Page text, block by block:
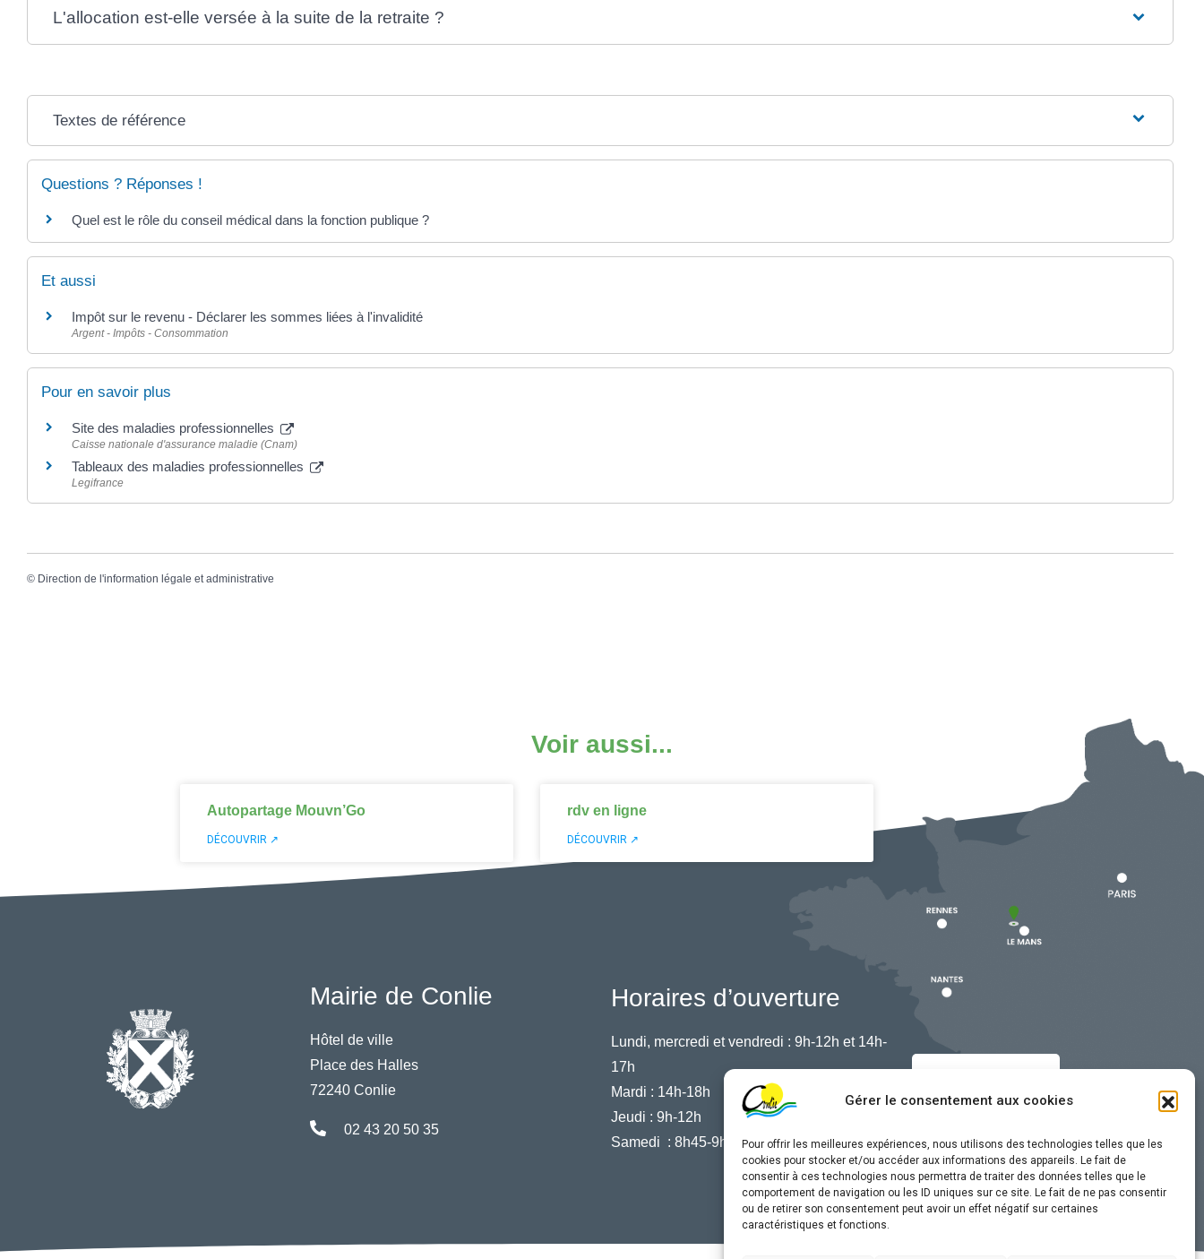
Gérer le consentement aux cookies
Pour offrir les meilleures expériences, nous utilisons des technologies telles que les
cookies pour stocker et/ou accéder aux informations des appareils. Le fait de
consentir à ces technologies nous permettra de traiter des données telles que le
comportement de navigation ou les ID uniques sur ce site. Le fait de ne pas consentir
ou de retirer son consentement peut avoir un effet négatif sur certaines
caractéristiques et fonctions.
L'allocation est-elle versée à la suite de la retraite ?
Textes de référence
Questions ? Réponses !
Quel est le rôle du conseil médical dans la fonction publique ?
Et aussi
Impôt sur le revenu - Déclarer les sommes liées à l'invalidité
Argent - Impôts - Consommation
Pour en savoir plus
Site des maladies professionnelles
Caisse nationale d'assurance maladie (Cnam)
Tableaux des maladies professionnelles
Legifrance
© Direction de l'information légale et administrative
Voir aussi...
Autopartage Mouvn’Go
DÉCOUVRIR ↗
rdv en ligne
DÉCOUVRIR ↗
Mairie de Conlie
Hôtel de ville
Place des Halles
72240 Conlie
02 43 20 50 35
Horaires d’ouverture
Lundi, mercredi et vendredi : 9h-12h et 14h-
17h
Mardi : 14h-18h
Jeudi : 9h-12h
Samedi : 8h45-9h45